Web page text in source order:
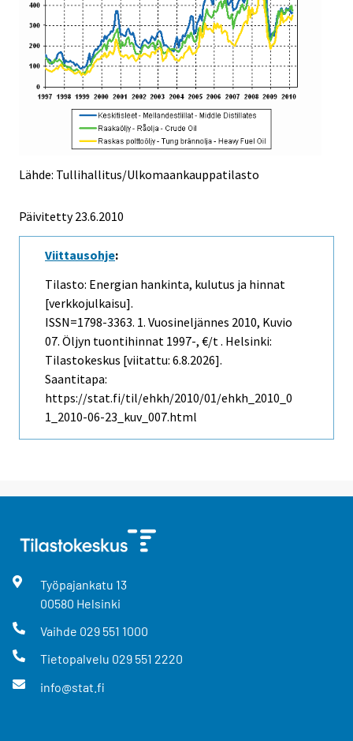
Lähde: Tullihallitus/Ulkomaankauppatilasto
Päivitetty23.6.2010
Viittausohje:
Tilasto: Energian hankinta, kulutus ja hinnat
[verkkojulkaisu].
ISSN=1798-3363. 1. Vuosineljännes 2010, Kuvio
07. Öljyn tuontihinnat 1997-, €/t . Helsinki:
Tilastokeskus [viitattu: 6.8.2026].
Saantitapa:
https://stat.fi/til/ehkh/2010/01/ehkh_2010_0
1_2010-06-23_kuv_007.html
Työpajankatu 13
00580 Helsinki
Vaihde 029 551 1000
Tietopalvelu 029 551 2220
info@stat.fi